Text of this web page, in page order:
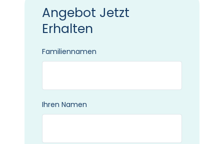
Angebot Jetzt
Erhalten
Familiennamen
Ihren Namen